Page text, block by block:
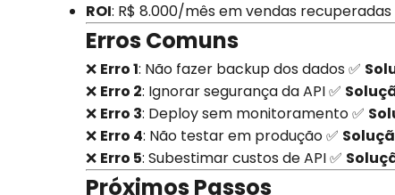
ROI: R$ 8.000/mês em vendas recuperadas
Erros Comuns
❌ Erro 1: Não fazer backup dos dados ✅
❌ Erro 2: Ignorar segurança da API ✅
❌ Erro 3: Deploy sem monitoramento ✅
❌ Erro 4: Não testar em produção ✅
❌ Erro 5: Subestimar custos de API ✅
Próximos Passos